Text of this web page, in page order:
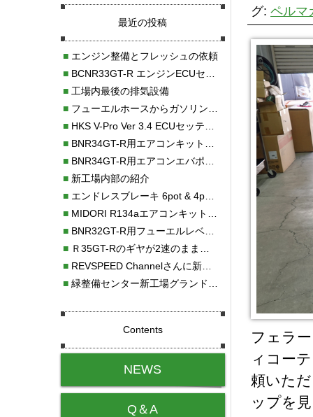
グ:ペルマ
フェラ
ィコー
頼いた
ップを
最近の投稿
■エンジン整備とフレッシュの依頼
■BCNR33GT-R エンジンECUセッティング調整
■工場内最後の排気設備
■フューエルホースからガソリン漏れ
■HKS V-Pro Ver 3.4 ECUセッティング
■BNR34GT-R用エアコンキット新発売！！
■BNR34GT-R用エアコンエバポレーターを新発売！！
■新工場内部の紹介
■エンドレスブレーキ 6pot & 4potオーバーホール
■MIDORI R134aエアコンキットタイプⅡ取り付け
■BNR32GT-R用フューエルレベルセンサー新発売！！
■Ｒ35GT-Rのギヤが2速のまま変速しない！！
■REVSPEED Channelさんに新社屋を紹介していただきました!!
■緑整備センター新工場グランドオープン・続報
Contents
NEWS
Q＆A